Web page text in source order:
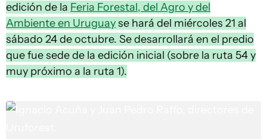
edición de la Feria Forestal, del Agro y del
Ambiente en Uruguayse hará del miércoles 21 al
sábado 24 de octubre. Se desarrollará en el predio
que fue sede de la edición inicial (sobre la ruta 54 y
muy próximo a la ruta 1).